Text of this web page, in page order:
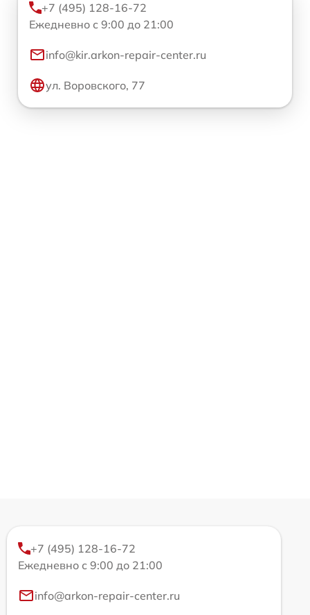
+7 (495) 128-16-72
Ежедневно с 9:00 до 21:00
info@kir.arkon-repair-center.ru
ул. Воровского, 77
+7 (495) 128-16-72
Ежедневно с 9:00 до 21:00
info@arkon-repair-center.ru